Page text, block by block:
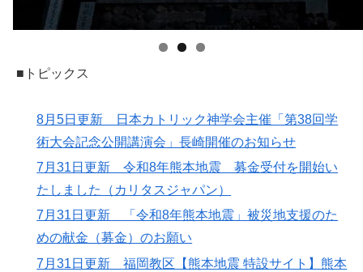
■トピックス
8月5日更新 日本カトリック神学会主催「第38回学
術大会記念公開講演会」長崎開催のお知らせ
7月31日更新 令和8年熊本地震 募金受付を開始い
たしました（カリタスジャパン）
7月31日更新 「令和8年熊本地震」被災地支援のた
めの献金（募金）のお願い
7月31日更新 福岡教区【熊本地震 特設サイト】熊本